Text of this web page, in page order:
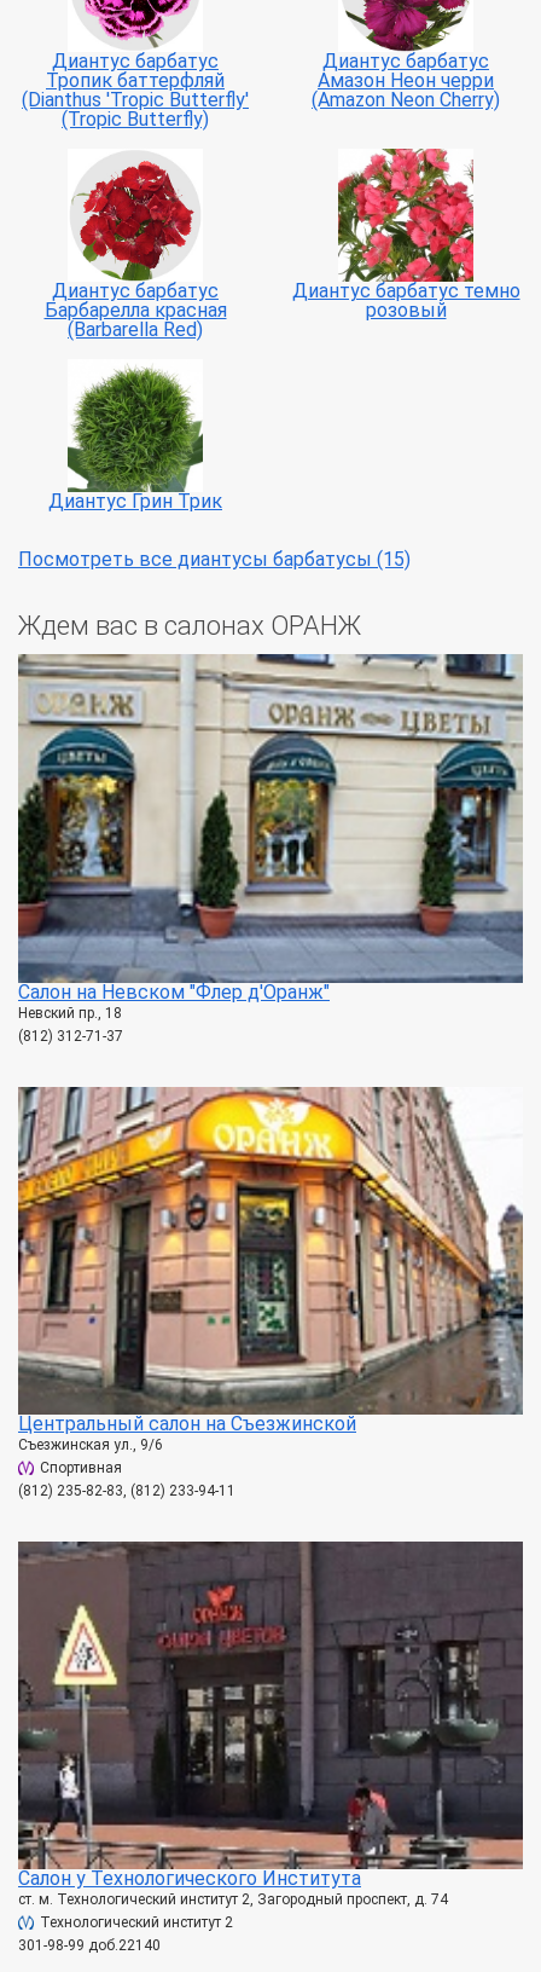
Диантус барбатус
Тропик баттерфляй
(Dianthus 'Tropic Butterfly'
(Tropic Butterfly)
Диантус барбатус
Амазон Неон черри
(Amazon Neon Cherry)
Диантус барбатус
Барбарелла красная
(Barbarella Red)
Диантус барбатус темно
розовый
Диантус Грин Трик
Посмотреть все диантусы барбатусы (15)
Ждем вас в салонах ОРАНЖ
Салон на Невском "Флер д'Оранж"
Невский пр., 18
(812) 312-71-37
Центральный салон на Съезжинской
Съезжинская ул., 9/6
Спортивная
(812) 235-82-83, (812) 233-94-11
Салон у Технологического Института
ст. м. Технологический институт 2, Загородный проспект, д. 74
Технологический институт 2
301-98-99 доб.22140